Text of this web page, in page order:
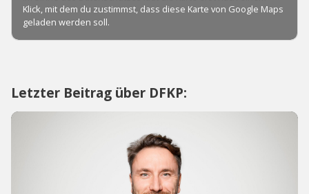
Letzter Beitrag über DFKP: